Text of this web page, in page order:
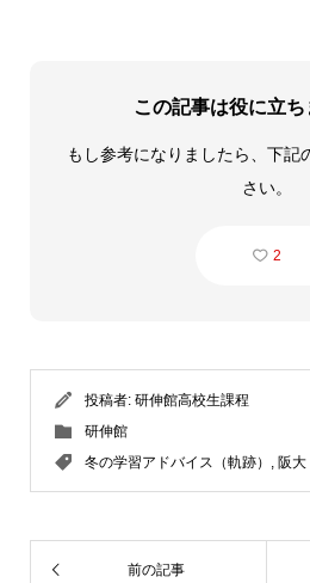
この記事は役に立ち
もし参考になりましたら、下記
さい。
2
投稿者: 研伸館高校生課程
研伸館
冬の学習アドバイス（軌跡） , 阪大
前の記事